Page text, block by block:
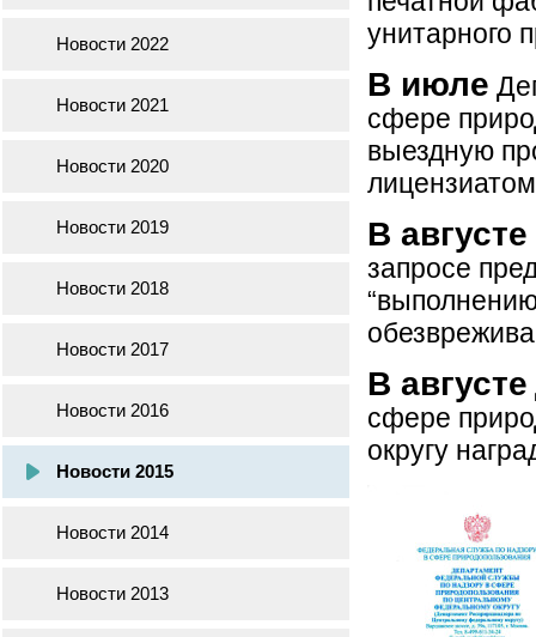
унитарного
В июле
сфере
выездную
В августе
запросе
В августе
сфере
округу
Новости 2022
Новости 2021
Новости 2020
Новости 2019
Новости 2018
Новости 2017
Новости 2016
Новости 2015
Новости 2014
Новости 2013